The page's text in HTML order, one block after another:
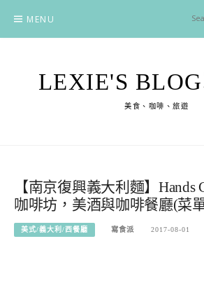
content
MENU
LEXIE'S
美食、咖啡、旅遊
【南京復興義大利麵】Hands
咖啡坊，美酒與咖啡餐廳(菜
美式/義大利/西餐廳 寫食派 2017-08-01